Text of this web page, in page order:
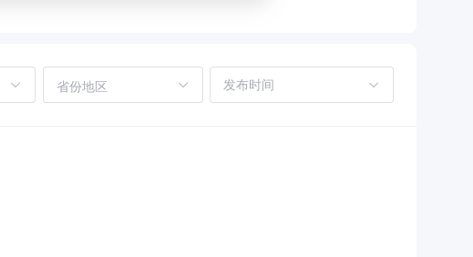
省份地区